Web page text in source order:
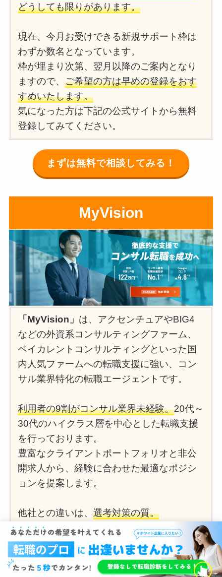
どうしても限りがあります。
現在、今月お受けできる新規サポート枠は
わずか数名となっています。
枠が埋まり次第、翌月以降のご案内となり
ますので、ご希望の方は早めの登録をおす
すめいたします。
気になった方は下記の公式サイトから無料
登録してみてください。
まずは無料で相談してみる！
MyVision
「MyVision」 は、アクセンチュアやBIG4
などの外資系コンサルティングファーム、
ベイカレントコンサルティングといった国
内人気ファームへの転職支援に強い、コン
サル業界特化の転職エージェントです。
利用者の9割がコンサル業界未経験。20代～
30代のハイクラス層を中心とした転職支援
を行っております。
豊富なクライアントポートフォリオと非公
開求人から、経験に合わせた最適なポジシ
ョンを提案します。
他社との違いは、選考対策の質。
大手エージェントにはない模擬面接、ケー
ス面接対策、履歴書添削が全て無料かつ回
数無制限で利用できます。